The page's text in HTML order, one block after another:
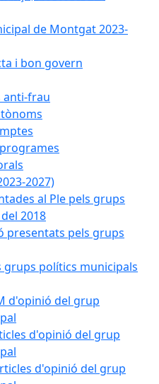
de Montgat 2023-
i bon govern
anti-frau
2027)
al Ple pels grups
2018
presentats pels grups
grups polítics municipals
d'opinió del grup
d'opinió del grup
d'opinió del grup